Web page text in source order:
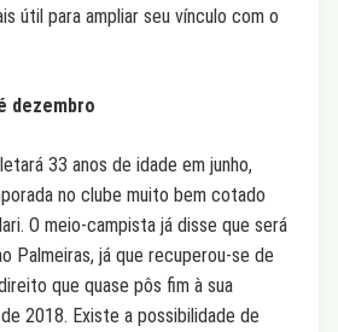
útil para ampliar seu vínculo com o
dezembro
33 anos de idade em junho,
no clube muito bem cotado
O meio-campista já disse que será
Palmeiras, já que recuperou-se de
que quase pôs fim à sua
2018. Existe a possibilidade de